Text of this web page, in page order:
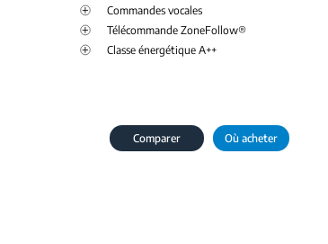
Commandes vocales
Télécommande ZoneFollow®
Classe énergétique A++
Comparer Où acheter